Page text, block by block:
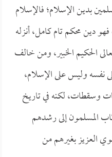
بدين الإسلام؛ فالإسلام
دين محكم تام كامل، أنزله
الحكيم الخبير، ومن خالف
نفسه وليس على الإسلام،
وسقطات، لكنه في تاريخ
المسلمون إلى رشدهم
العزيز بغيرهم من